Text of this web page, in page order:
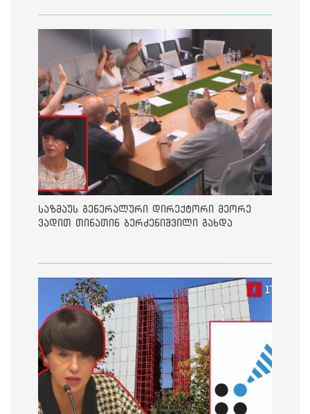
საზმაუს გენერალური დირექტორი მეორე
ვადით თინათინ ბერძენიშვილი გახდა